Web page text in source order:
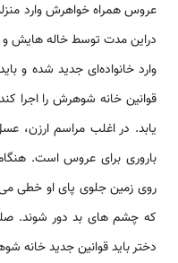
عروس همراه خواهرش وارد
دراین مدت توسط خاله هایش
وارد خانواده‌ای جدید شده و
قوانین خانه شوهرش را اجرا
یابد. در اغلب مراسم ارزن،
باروری برای عروس است.
روی زمین جلوی پای او خطی
که چشم های بد دور شوند.
دختر باید قوانین جدید خانه